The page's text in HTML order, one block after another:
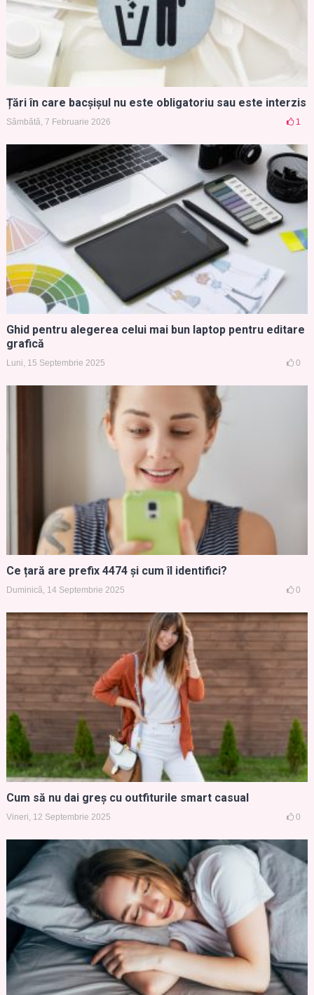
Țări în care bacșișul nu este obligatoriu sau este interzis
Sâmbătă, 7 Februarie 2026 1
Ghid pentru alegerea celui mai bun laptop pentru editare
grafică
Luni, 15 Septembrie 2025 0
Ce țară are prefix 4474 și cum îl identifici?
Duminică, 14 Septembrie 2025 0
Cum să nu dai greș cu outfiturile smart casual
Vineri, 12 Septembrie 2025 0